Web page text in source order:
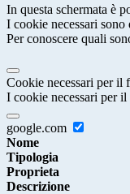
In questa schermata è
I cookie necessari
Per conoscere quali
Cookie necessari per il
I cookie necessari per
google.com
Nome
Tipologia
Proprieta
Descrizione